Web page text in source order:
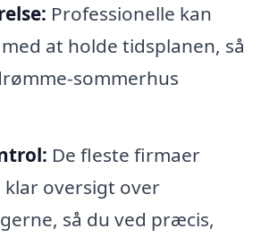
Professionelle kan
at holde tidsplanen, så
sommerhus
De fleste firmaer
oversigt over
så du ved præcis,